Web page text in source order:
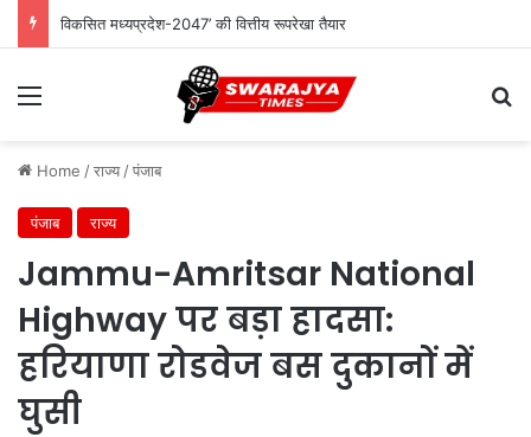
विकसित मध्यप्रदेश-2047’ की वित्तीय रूपरेखा तैयार
Menu
Home /राज्य /पंजाब
पंजाब राज्य
Jammu-Amritsar National
Highway पर बड़ा हादसा:
हरियाणा रोडवेज बस दुकानों में
घुसी